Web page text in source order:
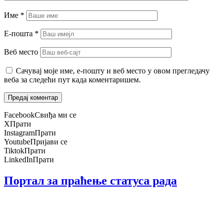
Име *
Е-пошта *
Веб место
Сачувај моје име, е-пошту и веб место у овом прегледачу
веба за следећи пут када коментаришем.
FacebookСвиђа ми се
XПрати
InstagramПрати
YoutubeПријави се
TiktokПрати
LinkedInПрати
Портал за праћење статуса рада